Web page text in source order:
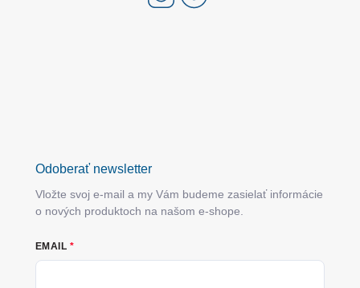
Odoberať newsletter
Vložte svoj e-mail a my Vám budeme zasielať informácie
o nových produktoch na našom e-shope.
EMAIL